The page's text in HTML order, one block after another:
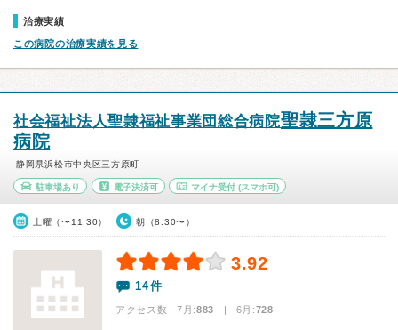
治療実績
この病院の治療実績を見る
社会福祉法人聖隷福祉事業団総合病院聖隷三方原
病院
静岡県浜松市中央区三方原町
駐車場あり 電子決済可 マイナ受付 (スマホ可)
土曜（〜11:30） 朝（8:30〜）
3.92
14件
アクセス数 7月:883 | 6月:728